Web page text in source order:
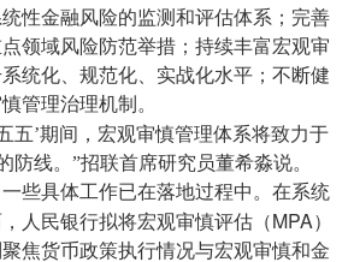
性金融风险的监测和评估体系；完善
领域风险防范举措；持续丰富宏观审
统化、规范化、实战化水平；不断健
管理治理机制。
五’期间，宏观审慎管理体系将致力于
防线。”招联首席研究员董希淼说。
些具体工作已在落地过程中。在系统
人民银行拟将宏观审慎评估（MPA）
焦货币政策执行情况与宏观审慎和金